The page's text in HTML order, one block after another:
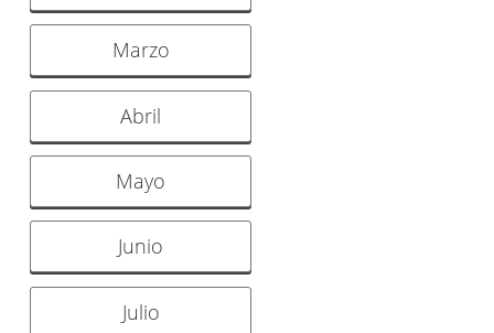
Marzo
Abril
Mayo
Junio
Julio